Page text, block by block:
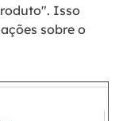
Isso
sobre o